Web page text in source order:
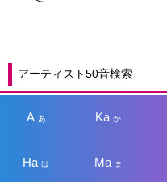
アーティスト50音検索
A あ Kaか
Haは Ma ま